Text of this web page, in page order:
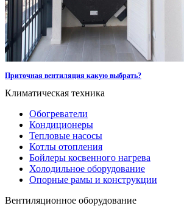
Приточная вентиляция какую выбрать?
Климатическая техника
Обогреватели
Кондиционеры
Тепловые насосы
Котлы отопления
Бойлеры косвенного нагрева
Холодильное оборудование
Опорные рамы и конструкции
Вентиляционное оборудование